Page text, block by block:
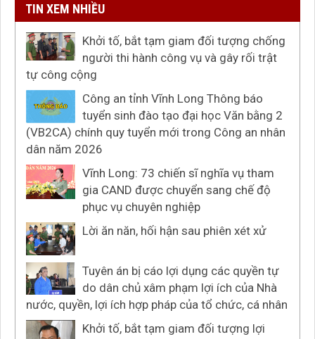
TIN XEM NHIỀU
Khởi tố, bắt tạm giam đối tượng chống
người thi hành công vụ và gây rối trật
tự công cộng
Công an tỉnh Vĩnh Long Thông báo
tuyển sinh đào tạo đại học Văn bằng 2
(VB2CA) chính quy tuyển mới trong Công an nhân
dân năm 2026
Vĩnh Long: 73 chiến sĩ nghĩa vụ tham
gia CAND được chuyển sang chế độ
phục vụ chuyên nghiệp
Lời ăn năn, hối hận sau phiên xét xử
Tuyên án bị cáo lợi dụng các quyền tự
do dân chủ xâm phạm lợi ích của Nhà
nước, quyền, lợi ích hợp pháp của tổ chức, cá nhân
Khởi tố, bắt tạm giam đối tượng lợi